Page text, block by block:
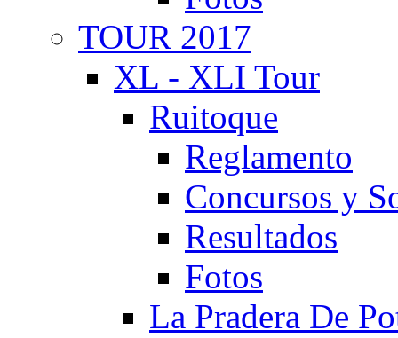
TOUR 2017
XL - XLI Tour
Ruitoque
Reglamento
Concursos y
Resultados
Fotos
La Pradera De